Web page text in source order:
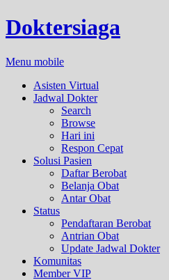
Doktersiaga
Menu mobile
Asisten Virtual
Jadwal Dokter
Search
Browse
Hari ini
Respon Cepat
Solusi Pasien
Daftar Berobat
Belanja Obat
Antar Obat
Status
Pendaftaran Berobat
Antrian Obat
Update Jadwal Dokter
Komunitas
Member VIP